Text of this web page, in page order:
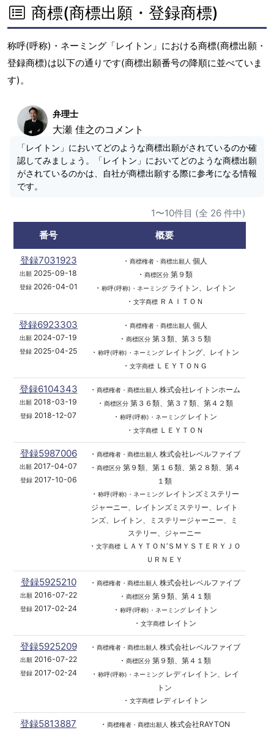
商標(商標出願・登録商標)
称呼(呼称)・ネーミング「レイトン」における商標(商標出願・
登録商標)は以下の通りです(商標出願番号の降順に並べていま
す)。
弁理士
大瀬 佳之のコメント
「レイトン」においてどのような商標出願がされているのか確
認してみましょう。「レイトン」においてどのような商標出願
がされているのかは、自社が商標出願する際に参考になる情報
です。
1〜10件目 (全 26 件中)
番号
概要
登録7031923
出願 2025-09-18
登録2026-04-01
・ 商標権者・商標出願人 個人
・ 商標区分第９類
・ 称呼(呼称)・ネーミングライトン、レイトン
・ 文字商標ＲＡＩＴＯＮ
登録6923303
出願 2024-07-19
登録 2025-04-25
・ 商標権者・商標出願人 個人
・ 商標区分第３類、第３５類
・ 称呼(呼称)・ネーミングレイトング、レイトン
・ 文字商標ＬＥＹＴＯＮＧ
登録6104343
出願 2018-03-19
登録 2018-12-07
・ 商標権者・商標出願人 株式会社レイトンホーム
・ 商標区分第３６類、第３７類、第４２類
・ 称呼(呼称)・ネーミングレイトン
・ 文字商標ＬＥＹＴＯＮ
登録5987006
出願 2017-04-07
登録2017-10-06
・ 商標権者・商標出願人 株式会社レベルファイブ
・ 商標区分第９類、第１６類、第２８類、第４
１類
・ 称呼(呼称)・ネーミングレイトンズミステリー
ジャーニー、レイトンズミステリー、レイト
ンズ、レイトン、ミステリージャーニー、ミ
ステリー、ジャーニー
・ 文字商標ＬＡＹＴＯＮ’ＳＭＹＳＴＥＲＹＪＯ
ＵＲＮＥＹ
登録5925210
出願2016-07-22
登録2017-02-24
・ 商標権者・商標出願人 株式会社レベルファイブ
・ 商標区分第９類、第４１類
・ 称呼(呼称)・ネーミングレイトン
・ 文字商標レイトン
登録5925209
出願2016-07-22
登録2017-02-24
・ 商標権者・商標出願人 株式会社レベルファイブ
・ 商標区分第９類、第４１類
・ 称呼(呼称)・ネーミングレディレイトン、レイ
トン
・ 文字商標レディレイトン
登録5813887 ・ 商標権者・商標出願人 株式会社RAYTON